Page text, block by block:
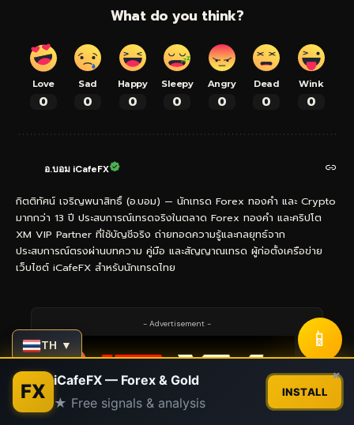
What do you think?
Love
0
Sad
0
Happy
0
Sleepy
0
Angry
0
Dead
0
Wink
0
อ.บอม iCafeFX
กิตติทัศน์ เจริญพนาสิทธิ์ (อ.บอม) — นักเทรด Forex ทองคำ และ Crypto
มากกว่า 13 ปี ประสบการณ์เทรดจริงในตลาด Forex ทองคำ และคริปโต
XM VIP Partner ที่ใช้บัญชีจริง ถ่ายทอดความรู้และกลยุทธ์จาก
ประสบการณ์ตรงผ่านบทความ คู่มือ และสัญญาณเทรด ผู้ก่อตั้งเครือข่าย
เว็บไซต์ iCafeFX สำหรับนักเทรดไทย
- Advertisement -
TH ▼ 📱
FX iCafeFX — Forex & Gold
★ Free signals & analysis
INSTALL
×
Contact us
Open